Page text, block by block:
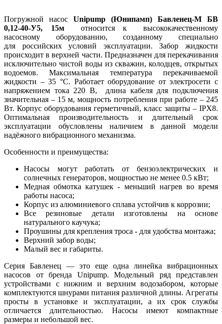
Погружной насос Unipump (Юнипамп) Бавленец-М БВ
0,12-40-У5, 15м
относится к высококачественному
насосному оборудованию, созданному специально
для российских условий эксплуатации. Забор жидкости
происходит в верхней части. Предназначен для перекачивания
исключительно чистой воды из скважин, колодцев, открытых
водоемов. Максимальная температура перекачиваемой
жидкости – 35 °C. Работает оборудование от электросети с
напряжением тока 220 В, длина кабеля для подключения
значительная – 15 м, мощность потребления при работе – 245
Вт. Корпус оборудования герметичный, класс защиты – IPX8.
Оптимальная производительность и длительный срок
эксплуатации обусловлены наличием в данной модели
надёжного вибрационного механизма.
Особенности и преимущества:
Насосы могут работать от бензоэлектрических и
солнечных генераторов, мощностью не менее 0.5 кВт;
Медная обмотка катушек - меньший нагрев во время
работы насоса;
Корпус из алюминиевого сплава устойчив к коррозии;
Все резиновые детали изготовлены на основе
натурального каучука;
Проушины для крепления троса - для удобства монтажа;
Верхний забор воды;
Малый вес и габариты.
Серия Бавленец — это еще одна линейка вибрационных
насосов от бренда Unipump. Модельный ряд представлен
устройствами с нижним и верхним водозабором, которые
комплектуются шнурами питания различной длины. Агрегаты
просты в установке и эксплуатации, а их срок службы
отличается длительностью. Насосы имеют компактные
размеры и небольшой вес.